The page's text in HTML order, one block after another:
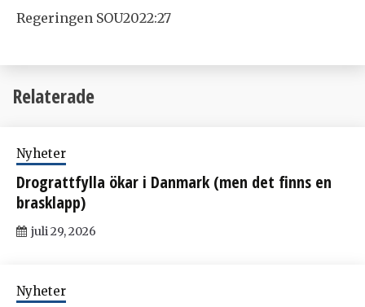
Regeringen SOU2022:27
Relaterade
Nyheter
Drograttfylla ökar i Danmark (men det finns en
brasklapp)
juli 29, 2026
Nyheter